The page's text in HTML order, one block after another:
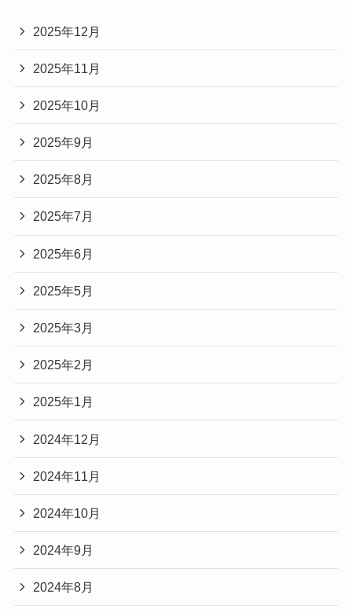
2025年12月
2025年11月
2025年10月
2025年9月
2025年8月
2025年7月
2025年6月
2025年5月
2025年3月
2025年2月
2025年1月
2024年12月
2024年11月
2024年10月
2024年9月
2024年8月